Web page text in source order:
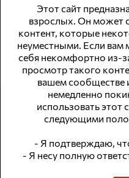
800000₽
Досуг
© 2026 WomWork.ru,
Этот сайт
взрослых. Он может
контент, которые
неуместными. Если вам
себя некомфортно из-
просмотр такого
вашем сообществе
немедленно
использовать этот
следующими
- Я подтверждаю,
- Я несу полную